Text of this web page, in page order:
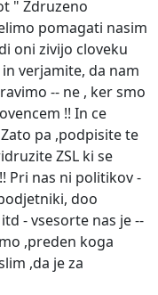
" Zdruzeno
pomagati nasim
oni zivijo cloveku
verjamite, da nam
-- ne , ker smo
!! In ce
pa ,podpisite te
ZSL ki se
Pri nas ni politikov -
doo
- vsesorte nas je --
,preden koga
,da je za